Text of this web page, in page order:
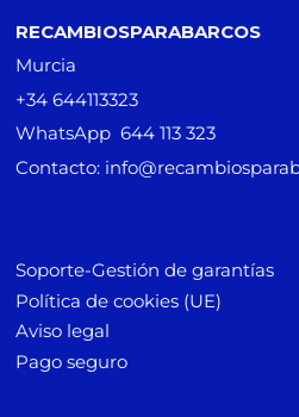
RECAMBIOSPARABARCOS
Murcia
+34 644113323
WhatsApp 644 113 323
Contacto:
Soporte-Gestión de garantías
Política de cookies (UE)
Aviso legal
Pago seguro